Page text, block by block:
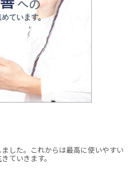
した。これからは最高に使いやすい
ていきます。